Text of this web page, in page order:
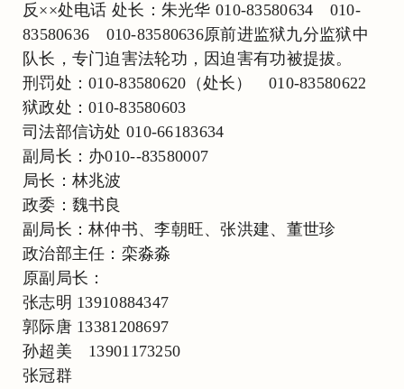
反××处电话 处长：朱光华 010-83580634 010-
83580636 010-83580636原前进监狱九分监狱中
队长，专门迫害法轮功，因迫害有功被提拔。
刑罚处：010-83580620（处长） 010-83580622
狱政处：010-83580603
司法部信访处 010-66183634
副局长：办010--83580007
局长：林兆波
政委：魏书良
副局长：林仲书、李朝旺、张洪建、董世珍
政治部主任：栾淼淼
原副局长：
张志明 13910884347
郭际唐 13381208697
孙超美 13901173250
张冠群